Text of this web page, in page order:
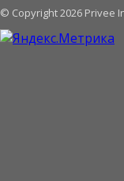
© Copyright 2026 Privee